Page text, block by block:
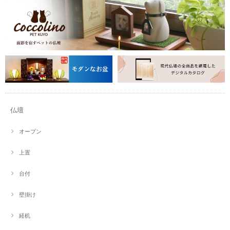
仏壇
オープン
上置
台付
壁掛け
経机